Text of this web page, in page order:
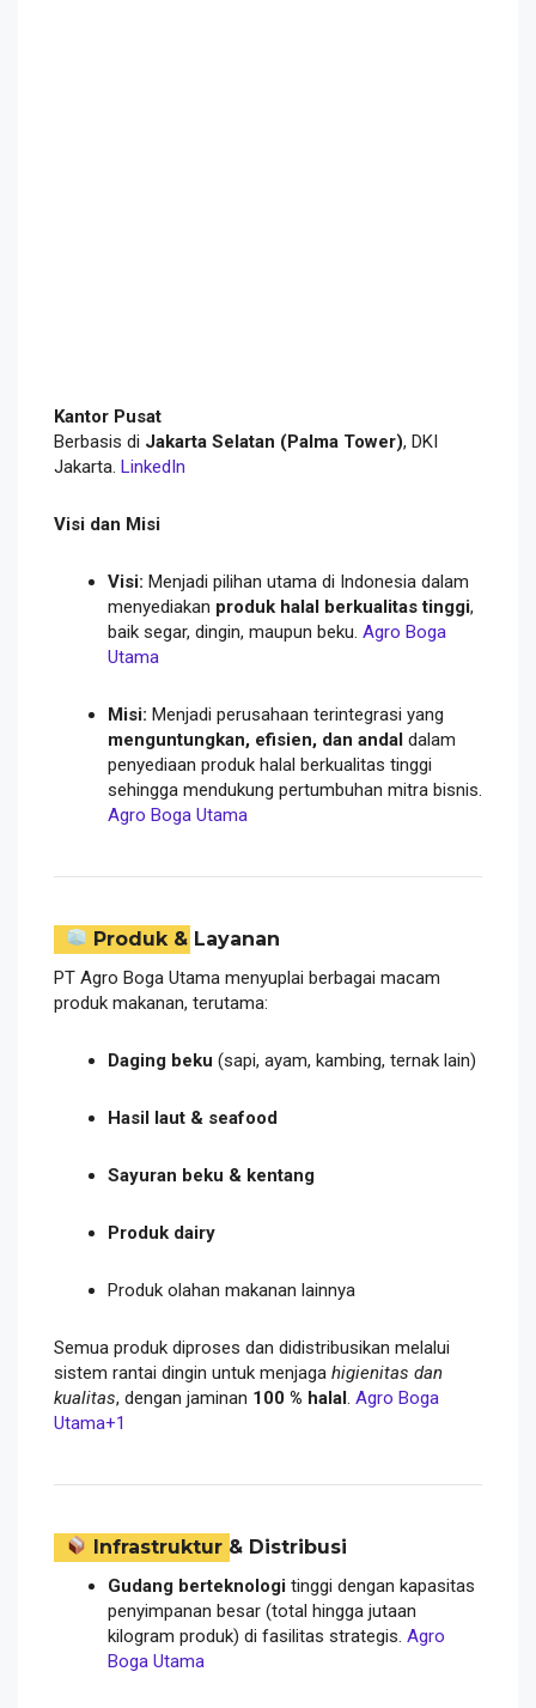
Kantor Pusat
Berbasis di Jakarta Selatan (Palma Tower), DKI
Jakarta. LinkedIn
Visi dan Misi
Visi: Menjadi pilihan utama di Indonesia dalam
menyediakan produk halal berkualitas tinggi,
baik segar, dingin, maupun beku. Agro Boga
Utama
Misi: Menjadi perusahaan terintegrasi yang
menguntungkan, efisien, dan andal dalam
penyediaan produk halal berkualitas tinggi
sehingga mendukung pertumbuhan mitra bisnis.
Agro Boga Utama
Produk & Layanan
PT Agro Boga Utama menyuplai berbagai macam
produk makanan, terutama:
Daging beku (sapi, ayam, kambing, ternak lain)
Hasil laut & seafood
Sayuran beku & kentang
Produk dairy
Produk olahan makanan lainnya
Semua produk diproses dan didistribusikan melalui
sistem rantai dingin untuk menjaga higienitas dan
kualitas, dengan jaminan 100 % halal Agro Boga
Utama+1
Infrastruktur & Distribusi
Gudang berteknologi tinggi dengan kapasitas
penyimpanan besar (total hingga jutaan
kilogram produk) di fasilitas strategis. Agro
Boga Utama